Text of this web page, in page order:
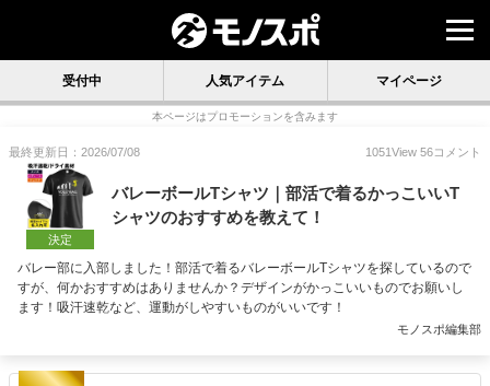
受付中 人気アイテム マイページ
本ページはプロモーションを含みます
最終更新日：2026/07/08 1051View 56コメント
決定
バレーボールTシャツ｜部活で着るかっこいいT
シャツのおすすめを教えて！
バレー部に入部しました！部活で着るバレーボールTシャツを探しているので
すが、何かおすすめはありませんか？デザインがかっこいいものでお願いし
ます！吸汗速乾など、運動がしやすいものがいいです！
モノスポ編集部